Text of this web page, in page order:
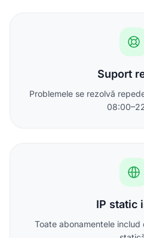
Suport
Problemele se rezolvă
IP static
Toate abonamentele